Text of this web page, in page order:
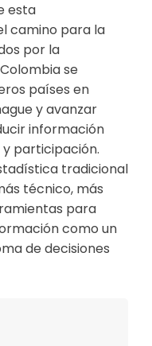
esta
camino para la
por la
se
países en
y avanzar
información
participación.
tradicional
técnico, más
para
como un
de decisiones